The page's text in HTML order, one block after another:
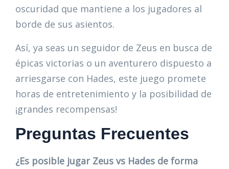
oscuridad que mantiene a los jugadores al
borde de sus asientos.
Así, ya seas un seguidor de Zeus en busca de
épicas victorias o un aventurero dispuesto a
arriesgarse con Hades, este juego promete
horas de entretenimiento y la posibilidad de
¡grandes recompensas!
Preguntas Frecuentes
¿Es posible jugar Zeus vs Hades de forma